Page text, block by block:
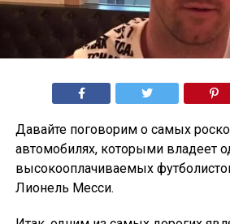
Давайте поговорим о самых
автомобилях, которыми владеет
высокооплачиваемых
Лионель Месси.